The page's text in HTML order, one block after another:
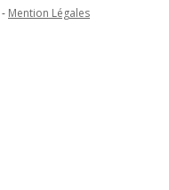
- Mention Légales